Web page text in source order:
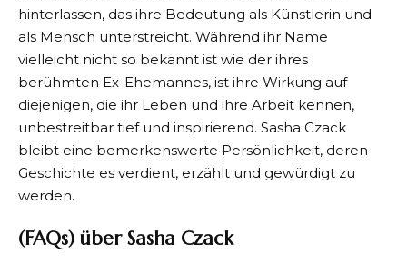
hinterlassen, das ihre Bedeutung als Künstlerin und
als Mensch unterstreicht. Während ihr Name
vielleicht nicht so bekannt ist wie der ihres
berühmten Ex-Ehemannes, ist ihre Wirkung auf
diejenigen, die ihr Leben und ihre Arbeit kennen,
unbestreitbar tief und inspirierend. Sasha Czack
bleibt eine bemerkenswerte Persönlichkeit, deren
Geschichte es verdient, erzählt und gewürdigt zu
werden.
(FAQs) über Sasha Czack